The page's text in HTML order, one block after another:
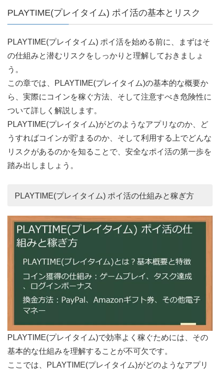
PLAYTIME(プレイタイム) ポイ活の基本とリスク
PLAYTIME(プレイタイム) ポイ活を始める前に、まずはそ
の仕組みと潜むリスクをしっかりと理解しておきましょ
う。
この章では、PLAYTIME(プレイタイム)の基本的な概要か
ら、実際にコインを稼ぐ方法、そして注意すべき危険性に
ついて詳しく解説します。
PLAYTIME(プレイタイム)がどのようなアプリなのか、ど
うすればコインが貯まるのか、そして利用する上でどんな
リスクがあるのかを知ることで、安全なポイ活の第一歩を
踏み出しましょう。
PLAYTIME(プレイタイム) ポイ活の仕組みと稼ぎ方
PLAYTIME(プレイタイム)で効率よく稼ぐためには、その
基本的な仕組みを理解することが不可欠です。
ここでは、PLAYTIME(プレイタイム)がどのようなアプリ